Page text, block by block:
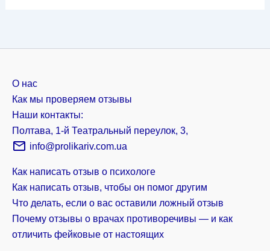
О нас
Как мы проверяем отзывы
Наши контакты:
Полтава, 1-й Театральный переулок, 3,
info@prolikariv.com.ua
Как написать отзыв о психологе
Как написать отзыв, чтобы он помог другим
Что делать, если о вас оставили ложный отзыв
Почему отзывы о врачах противоречивы — и как
отличить фейковые от настоящих